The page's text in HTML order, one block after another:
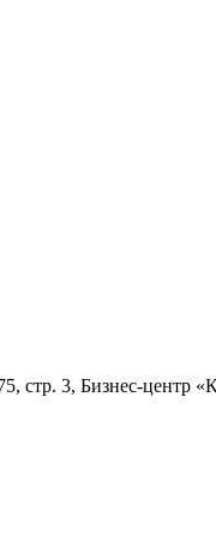
стр. 3, Бизнес-центр